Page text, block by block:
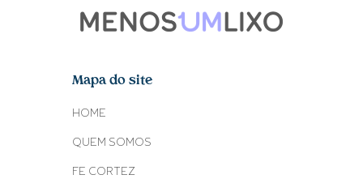
Mapa do site
HOME
QUEM SOMOS
FE CORTEZ